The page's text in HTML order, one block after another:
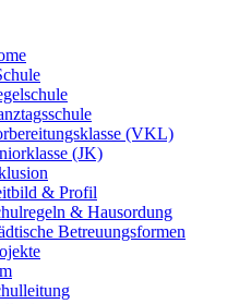
(VKL)
(JK)
& Profil
& Hausordung
Betreuungsformen